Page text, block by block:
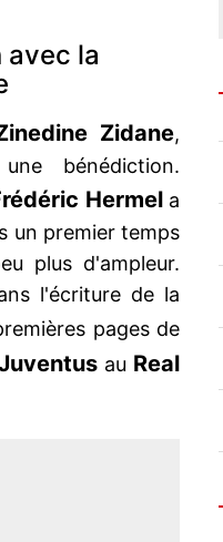
avec la
Zidane,
bénédiction.
Hermel a
un premier temps
plus d'ampleur.
l'écriture de la
pages de
au Real